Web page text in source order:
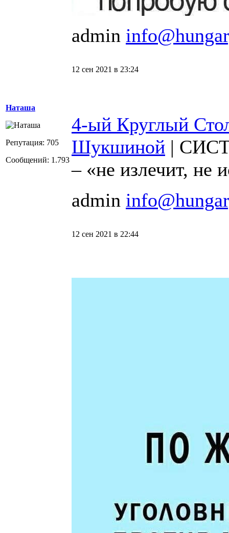
admin
Наташа
Репутация: 705
Сообщений: 1.793
12 сен 2021 в 23:24
4-ый Круглый
Шукшиной |
– «не излечит, не
admin
12 сен 2021 в 22:44